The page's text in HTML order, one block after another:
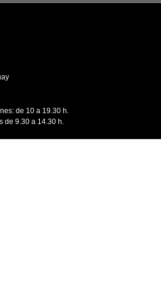
de 10 a 19.30 h.
de 9.30 a 14.30 h.